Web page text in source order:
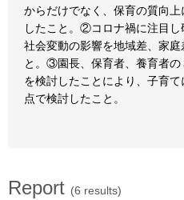
からだけでなく、保育の質向
したこと。②コロナ禍に注目し
社会変動の影響を地域差、家庭
と。③園長、保育者、養育者の
を検討したことにより、子育
点で検討したこと。
Report (6 results)